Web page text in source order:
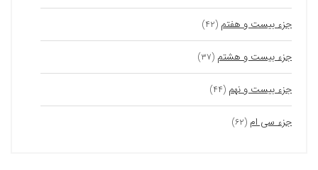
جزء بیست و هفتم (۴۲)
جزء بیست و هشتم (۳۷)
جزء بیست و نهم (۴۴)
جزء سی ام (۶۲)